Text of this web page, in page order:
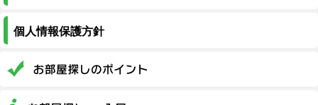
個人情報保護方針